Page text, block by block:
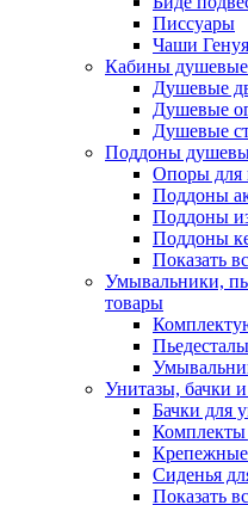
Писсуары
Чаши Генуя
Кабины
Душевые
Душевые
Душевые
Поддоны
Опоры для
Поддоны
Поддоны
Поддоны
Показать
Умывальники,
товары
Пьедесталы
Унитазы, бачки
Бачки для
Комплекты
Сиденья
Показать